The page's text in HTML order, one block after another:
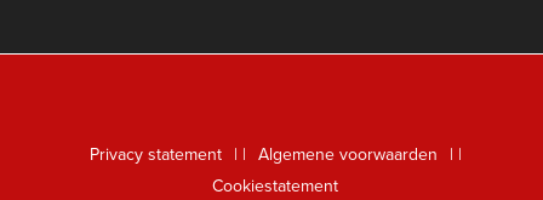
Nieuwsbrief
Foreign Rights
FAQ Boekenwebshop
Privacy statement | Algemene voorwaarden
|
Cookiestatement